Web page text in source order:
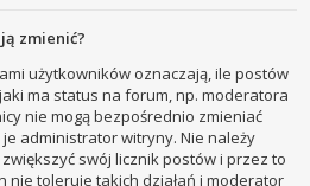
zmienić?
użytkowników oznaczają, ile postów
ma status na forum, np. moderatora
nie mogą bezpośrednio zmieniać
administrator witryny. Nie należy
swój licznik postów i przez to
nie toleruje takich działań i moderator